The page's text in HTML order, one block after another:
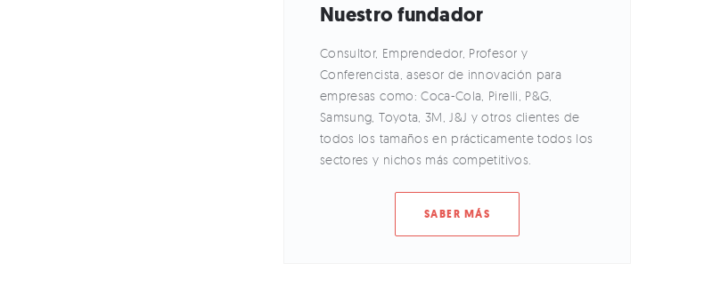
Nuestro fundador
Consultor, Emprendedor, Profesor y
Conferencista, asesor de innovación para
empresas como: Coca-Cola, Pirelli, P&G,
Samsung, Toyota, 3M, J&J y otros clientes de
todos los tamaños en prácticamente todos los
sectores y nichos más competitivos.
SABER MÁS